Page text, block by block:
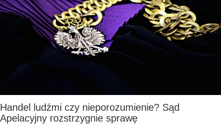
Handel ludźmi czy nieporozumienie? Sąd
Apelacyjny rozstrzygnie sprawę